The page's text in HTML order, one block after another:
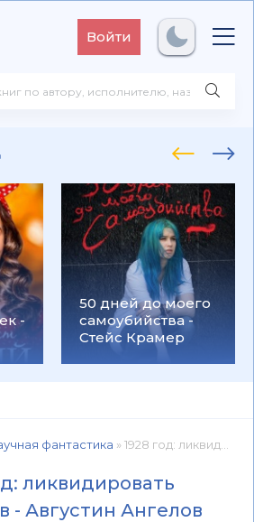
Войти
-
50 дней до моего
самоубийства -
Стейс Крамер
фантастика » 1928 год: ликвидировать ликвидаторов - Августин Ангелов 📕 - Книга онлайн бесплатно
ликвидировать
- Августин Ангелов